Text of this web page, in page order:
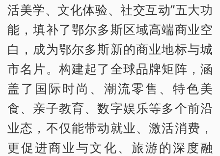
活美学、文化体验、社交互动”五大功
能，填补了鄂尔多斯区域高端商业空
白，成为鄂尔多斯新的商业地标与城
市名片。构建起了全球品牌矩阵，涵
盖了国际时尚、潮流零售、特色美
食、亲子教育、数字娱乐等多个前沿
业态，不仅能带动就业、激活消费，
更促进商业与文化、旅游的深度融